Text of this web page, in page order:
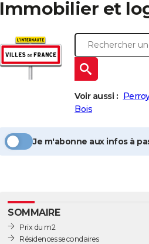
Immobilier et
Voir aussi :
Bois
Je m'abonne aux infos à
SOMMAIRE
Prix du m2
Résidences secondaires